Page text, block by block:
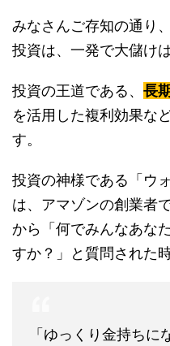
みなさんご存知の通り
投資は、一発で大儲け
投資の王道である、 長
を活用した複利効果な
す。
投資の神様である「ウ
は、アマゾンの創業者
から「何でみんなあな
すか？」と質問された
「ゆっくり金持ちに